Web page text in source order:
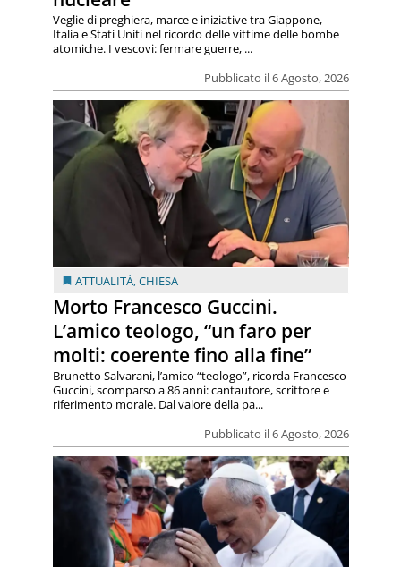
Pubblicato il 6 Agosto, 2026
Veglie di preghiera, marce e iniziative tra Giappone,
Italia e Stati Uniti nel ricordo delle vittime delle bombe
atomiche. I vescovi: fermare guerre, ...
ATTUALITÀ,CHIESA
Morto Francesco Guccini.
L’amico teologo, “un faro per
molti: coerente fino alla fine”
Pubblicato il 6 Agosto, 2026
Brunetto Salvarani, l’amico “teologo”, ricorda Francesco
Guccini, scomparso a 86 anni: cantautore, scrittore e
riferimento morale. Dal valore della pa...